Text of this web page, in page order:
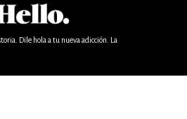
Dile hola a tu nueva adicción. La